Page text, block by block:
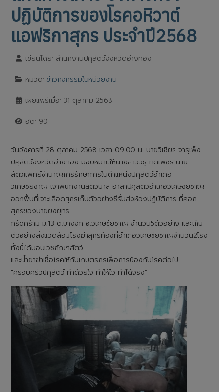
ปฏิบัติการของโรคอหิวาต์
แอฟริกาสุกร ประจำปี2568
เขียนโดย: สำนักงานปศุสัตว์จังหวัดอ่างทอง
หมวด: ข่าวกิจกรรมในหน่วยงาน
เผยแพร่เมื่อ: 31 ตุลาคม 2568
ฮิต: 90
วันอังคารที่ 28 ตุลาคม 2568 เวลา 09.00 น. นายวิเชียร จารุเพ็ง
ปศุสัตว์จังหวัดอ่างทอง มอบหมายให้นางสาววธู ทดเพชร นาย
สัตวแพทย์ชำนาญการรักษาการในตำแหน่งปศุสัตว์อำเภอ
วิเศษชัยชาญ เจ้าพนักงานสัตวบาล อาสาปศุสัตว์อำเภอวิเศษชัยชาญ
ออกพื้นที่เจาะเลือดสุกรเก็บตัวอย่างซีรั่มส่งห้องปฏิบัติการ ที่คอก
สุกรของนายยงยุทธ
กรัดคร้าม ม.13 ต.บางจัก อ.วิเศษชัยชาญ จำนวน5ตัวอย่าง และเก็บ
ตัวอย่างสิ่งแวดล้อมโรงฆ่าสุกรท้องที่อำเภอวิเศษชัยชาญจำนวน2โรง
ทั้งนี้ได้มอบเวชภัณฑ์สัตว์
และน้ำยาฆ่าเชื้อโรคให้กับเกษตรกรเพื่อการป้องกันโรคต่อไป
"ครอบครัวปศุสัตว์ ทำด้วยใจ ทำให้ไว ทำได้จริง“